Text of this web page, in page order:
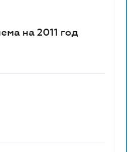
на 2011 год